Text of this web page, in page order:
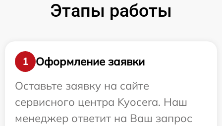
Этапы работы
1
Оформление заявки
Оставьте заявку на сайте
сервисного центра Kyocera. Наш
менеджер ответит на Ваш запрос